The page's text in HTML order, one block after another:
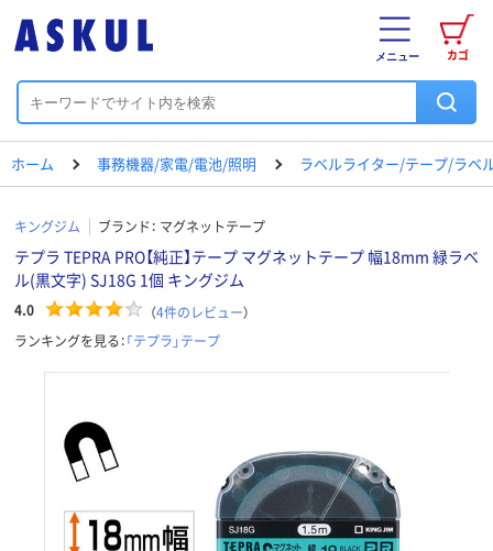
カゴ
メニュー
ホーム 事務機器/家電/電池/照明 ラベルライター/テープ/ラベ
キングジム ブランド： マグネットテープ
テプラ TEPRA PRO【純正】テープ マグネットテープ 幅18mm 緑ラベ
ル(黒文字) SJ18G 1個 キングジム
4.0 （4件のレビュー）
ランキングを見る：「テプラ」テープ